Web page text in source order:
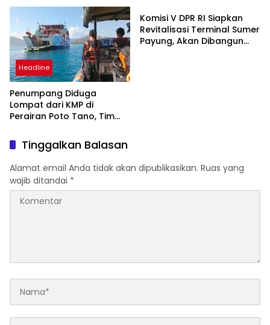
Nasional
Headline
Penumpang Diduga
Lompat dari KMP di
Perairan Poto Tano, Tim
Pencarian Intensif
Komisi V DPR RI Siapkan
Revitalisasi Terminal Sumer
Payung, Akan Dibangun
Tinggalkan Balasan
Alamat email Anda tidak akan dipublikasikan. Ruas yang
wajib ditandai *